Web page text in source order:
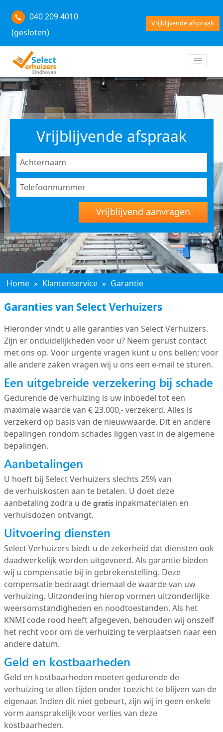
040 209 4010
(gesloten)
Vrijblijvende afspraak
Vrijblijvende afspraak
Vrijblijvend aanvragen
Home » Klantenservice » Garantie
Garanties van Select Verhuizers
Hieronder vindt u alle garanties van Select Verhuizers.
Zijn er onduidelijkheden voor u? Neem gerust contact
met ons op. Voor urgente vragen kunt u ons bellen; voor
alle andere zaken vragen wij u ons een e-mail te sturen.
Een uitgebreide verzekering bij schade
Gedurende de verhuizing is uw inboedel tot een
maximale waarde van € 23.000,- verzekerd. Alles is
verzekerd op basis van de nieuwwaarde. Dit en andere
bepalingen rondom schades liggen vast in de algemene
bepalingen.
Aanbetalingen
U hoeft bij Select Verhuizers slechts 25% van
de verhuiskosten aan te betalen. U doet deze
aanbetaling zodra u degratis inpakmaterialen en
verhuisdozen ontvangt.
Uitvoering diensten
Select Verhuizers biedt u de zekerheid dat diensten ook
daadwerkelijk worden uitgevoerd. Als garantie bieden
wij u compensatie bij in gebrekenstelling. Deze
compensatie bedraagt driemaal de waarde van uw
verhuizing. Uitzondering hierop vormen uitzonderlijke
weersomstandigheden en noodtoestanden. Als het
KNMI code rood heeft afgegeven, behouden wij onszelf
het recht voor om de verhuizing te verplaatsen naar een
andere datum.
Geld en kostbaarheden
Geld en kostbaarheden moeten gedurende de
verhuizing te allen tijden onder toezicht te blijven van de
eigenaar. Indien dit niet gebeurt, zijn wij in geen enkele
vorm aansprakelijk voor verlies van deze
kostbaarheden.